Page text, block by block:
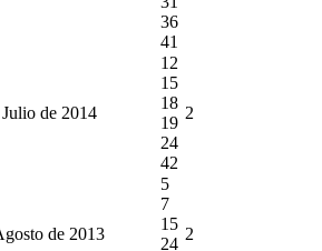
36
41
de 2014
12
15
18
19
24
42
2
de 2013
5
7
15
24
2